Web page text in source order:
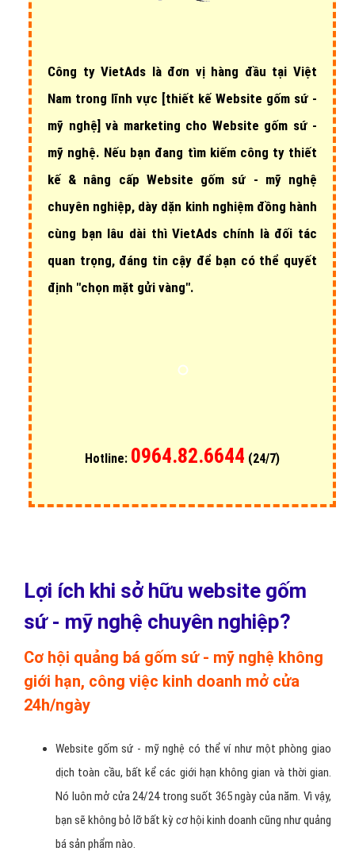
Công ty VietAds là đơn vị hàng đầu tại Việt
Nam trong lĩnh vực [thiết kế Website gốm sứ -
mỹ nghệ] và marketing cho Website gốm sứ -
mỹ nghệ. Nếu bạn đang tìm kiếm công ty thiết
kế & nâng cấp Website gốm sứ - mỹ nghệ
chuyên nghiệp, dày dặn kinh nghiệm đồng hành
cùng bạn lâu dài thì VietAds chính là đối tác
quan trọng, đáng tin cậy để bạn có thể quyết
định "chọn mặt gửi vàng".
Hotline:0964.82.6644(24/7)
Lợi ích khi sở hữu website gốm
sứ - mỹ nghệ chuyên nghiệp?